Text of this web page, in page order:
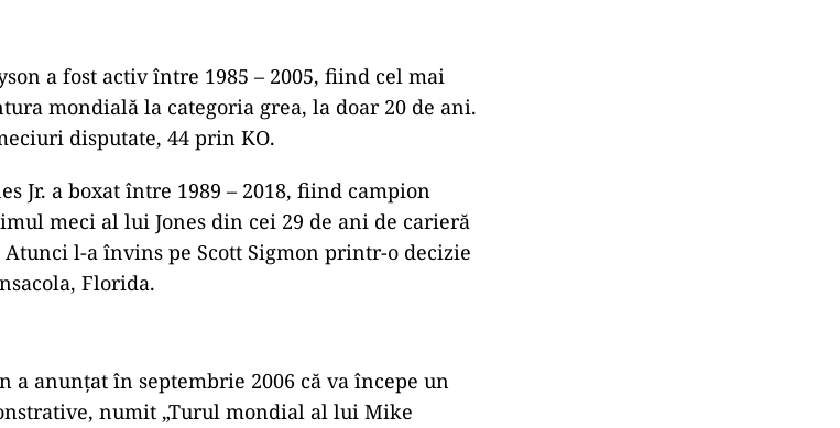
a fost activ între 1985 – 2005, fiind cel mai
mondială la categoria grea, la doar 20 de ani.
disputate, 44 prin KO.
Jr. a boxat între 1989 – 2018, fiind campion
meci al lui Jones din cei 29 de ani de carieră
l-a învins pe Scott Sigmon printr-o decizie
Florida.
a anunțat în septembrie 2006 că va începe un
numit „Turul mondial al lui Mike